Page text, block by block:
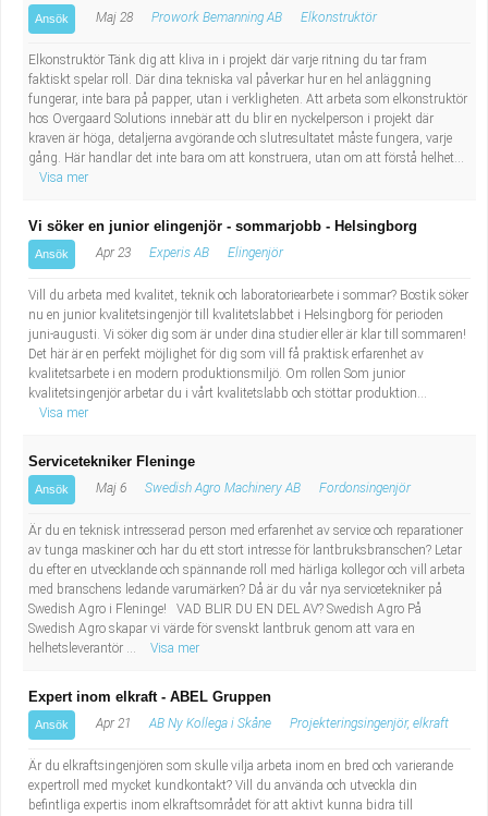
Lärare i gymnasiet
Ansök Maj 28 Prowork Bemanning AB Elkonstruktör
Elkonstruktör Tänk dig att kliva in i projekt där varje ritning du tar fram
faktiskt spelar roll. Där dina tekniska val påverkar hur en hel anläggning
fungerar, inte bara på papper, utan i verkligheten. Att arbeta som elkonstruktör
hos Overgaard Solutions innebär att du blir en nyckelperson i projekt där
kraven är höga, detaljerna avgörande och slutresultatet måste fungera, varje
gång. Här handlar det inte bara om att konstruera, utan om att förstå helhet...
Visa mer
Vi söker en junior elingenjör - sommarjobb - Helsingborg
Ansök Apr 23 Experis AB Elingenjör
Vill du arbeta med kvalitet, teknik och laboratoriearbete i sommar? Bostik söker
nu en junior kvalitetsingenjör till kvalitetslabbet i Helsingborg för perioden
juni-augusti. Vi söker dig som är under dina studier eller är klar till sommaren!
Det här är en perfekt möjlighet för dig som vill få praktisk erfarenhet av
kvalitetsarbete i en modern produktionsmiljö. Om rollen Som junior
kvalitetsingenjör arbetar du i vårt kvalitetslabb och stöttar produktion...
Visa mer
Servicetekniker Fleninge
Ansök Maj 6 Swedish Agro Machinery AB Fordonsingenjör
Är du en teknisk intresserad person med erfarenhet av service och reparationer
av tunga maskiner och har du ett stort intresse för lantbruksbranschen? Letar
du efter en utvecklande och spännande roll med härliga kollegor och vill arbeta
med branschens ledande varumärken? Då är du vår nya servicetekniker på
Swedish Agro i Fleninge! VAD BLIR DU EN DEL AV? Swedish Agro På
Swedish Agro skapar vi värde för svenskt lantbruk genom att vara en
helhetsleverantör ...
Visa mer
Expert inom elkraft - ABEL Gruppen
Ansök Apr 21 AB Ny Kollega i Skåne Projekteringsingenjör, elkraft
Är du elkraftsingenjören som skulle vilja arbeta inom en bred och varierande
expertroll med mycket kundkontakt? Vill du använda och utveckla din
befintliga expertis inom elkraftsområdet för att aktivt kunna bidra till